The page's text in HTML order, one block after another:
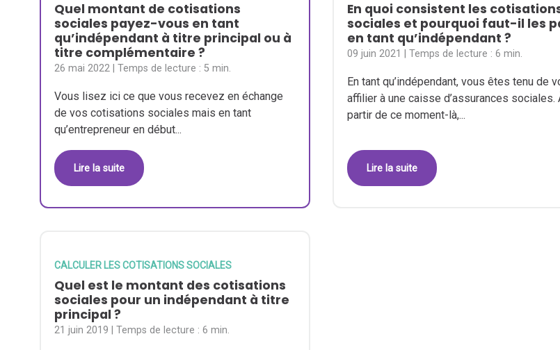
Quel montant de cotisations
sociales payez-vous en tant
qu’indépendant à titre principal ou à
titre complémentaire ?
26 mai 2022 | Temps de lecture :5 min.
Vous lisez ici ce que vous recevez en échange
de vos cotisations sociales mais en tant
qu’entrepreneur en début...
Lire la suite
En quoi consistent les
sociales et pourquoi faut-il les
en tant qu’indépendant ?
09 juin 2021 | Temps de lecture : 6 min.
En tant qu’indépendant, vous êtes tenu de
affilier à une caisse d’assurances sociales.
partir de ce moment-là,...
Lire la suite
CALCULER LES COTISATIONS SOCIALES
Quel est le montant des cotisations
sociales pour un indépendant à titre
principal ?
21 juin 2019 | Temps de lecture :6 min.